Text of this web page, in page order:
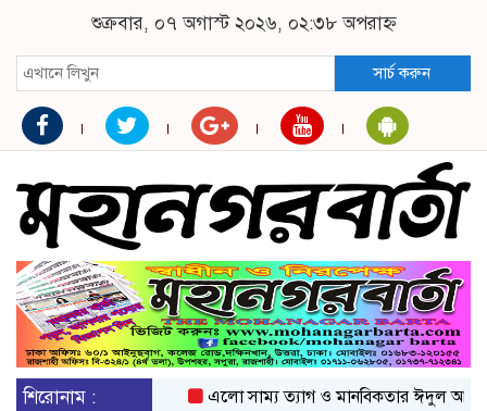
শুক্রবার, ০৭ অগাস্ট ২০২৬, ০২:৩৮ অপরাহ্ন
সার্চ করুন
শিরোনাম : এলো সাম্য ত্যাগ ও মানবিকতার ঈদুল আজহা